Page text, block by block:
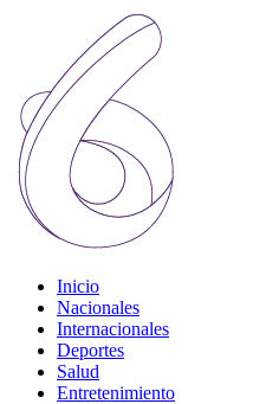
Inicio
Nacionales
Internacionales
Deportes
Salud
Entretenimiento